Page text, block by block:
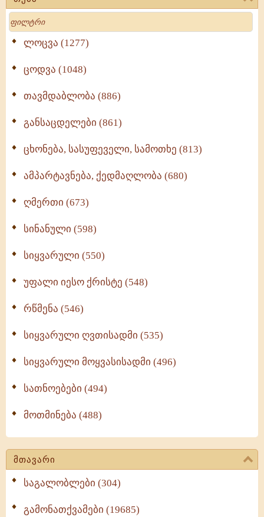
Search
ლოცვა (1277)
ცოდვა (1048)
თავმდაბლობა (886)
განსაცდელები (861)
ცხონება, სასუფეველი, სამოთხე (813)
ამპარტავნება, ქედმაღლობა (680)
ღმერთი (673)
სინანული (598)
სიყვარული (550)
უფალი იესო ქრისტე (548)
რწმენა (546)
სიყვარული ღვთისადმი (535)
სიყვარული მოყვასისადმი (496)
სათნოებები (494)
მოთმინება (488)
მთავარი
საგალობლები (304)
გამონათქვამები (19685)